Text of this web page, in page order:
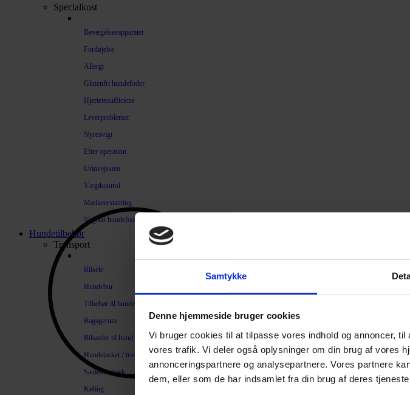
Samtykke
Denne hjemmeside bruger cookies
Vi bruger cookies til at tilpasse vores indhold og annoncer,
vores trafik. Vi deler også oplysninger om din brug af vores
annonceringspartnere og analysepartnere. Vores partnere
dem, eller som de har indsamlet fra din brug af deres
Specialkost
Bevægelsesapparatet
Fordøjelse
Allergi
Glutenfri hundefoder
Hjerteinsufficiens
Leverproblemer
Nyresvigt
Efter operation
Urinvejssten
Vægtkontrol
Mælkeerstatning
Vegetar hundefoder
Hundetilbehør
Transport
Bilsele
Hundebur
Tilbehør til hundebure
Bagagerum
Bilsæder til hund
Hundetasker / transportkasser
Sædeovertræk
Køling